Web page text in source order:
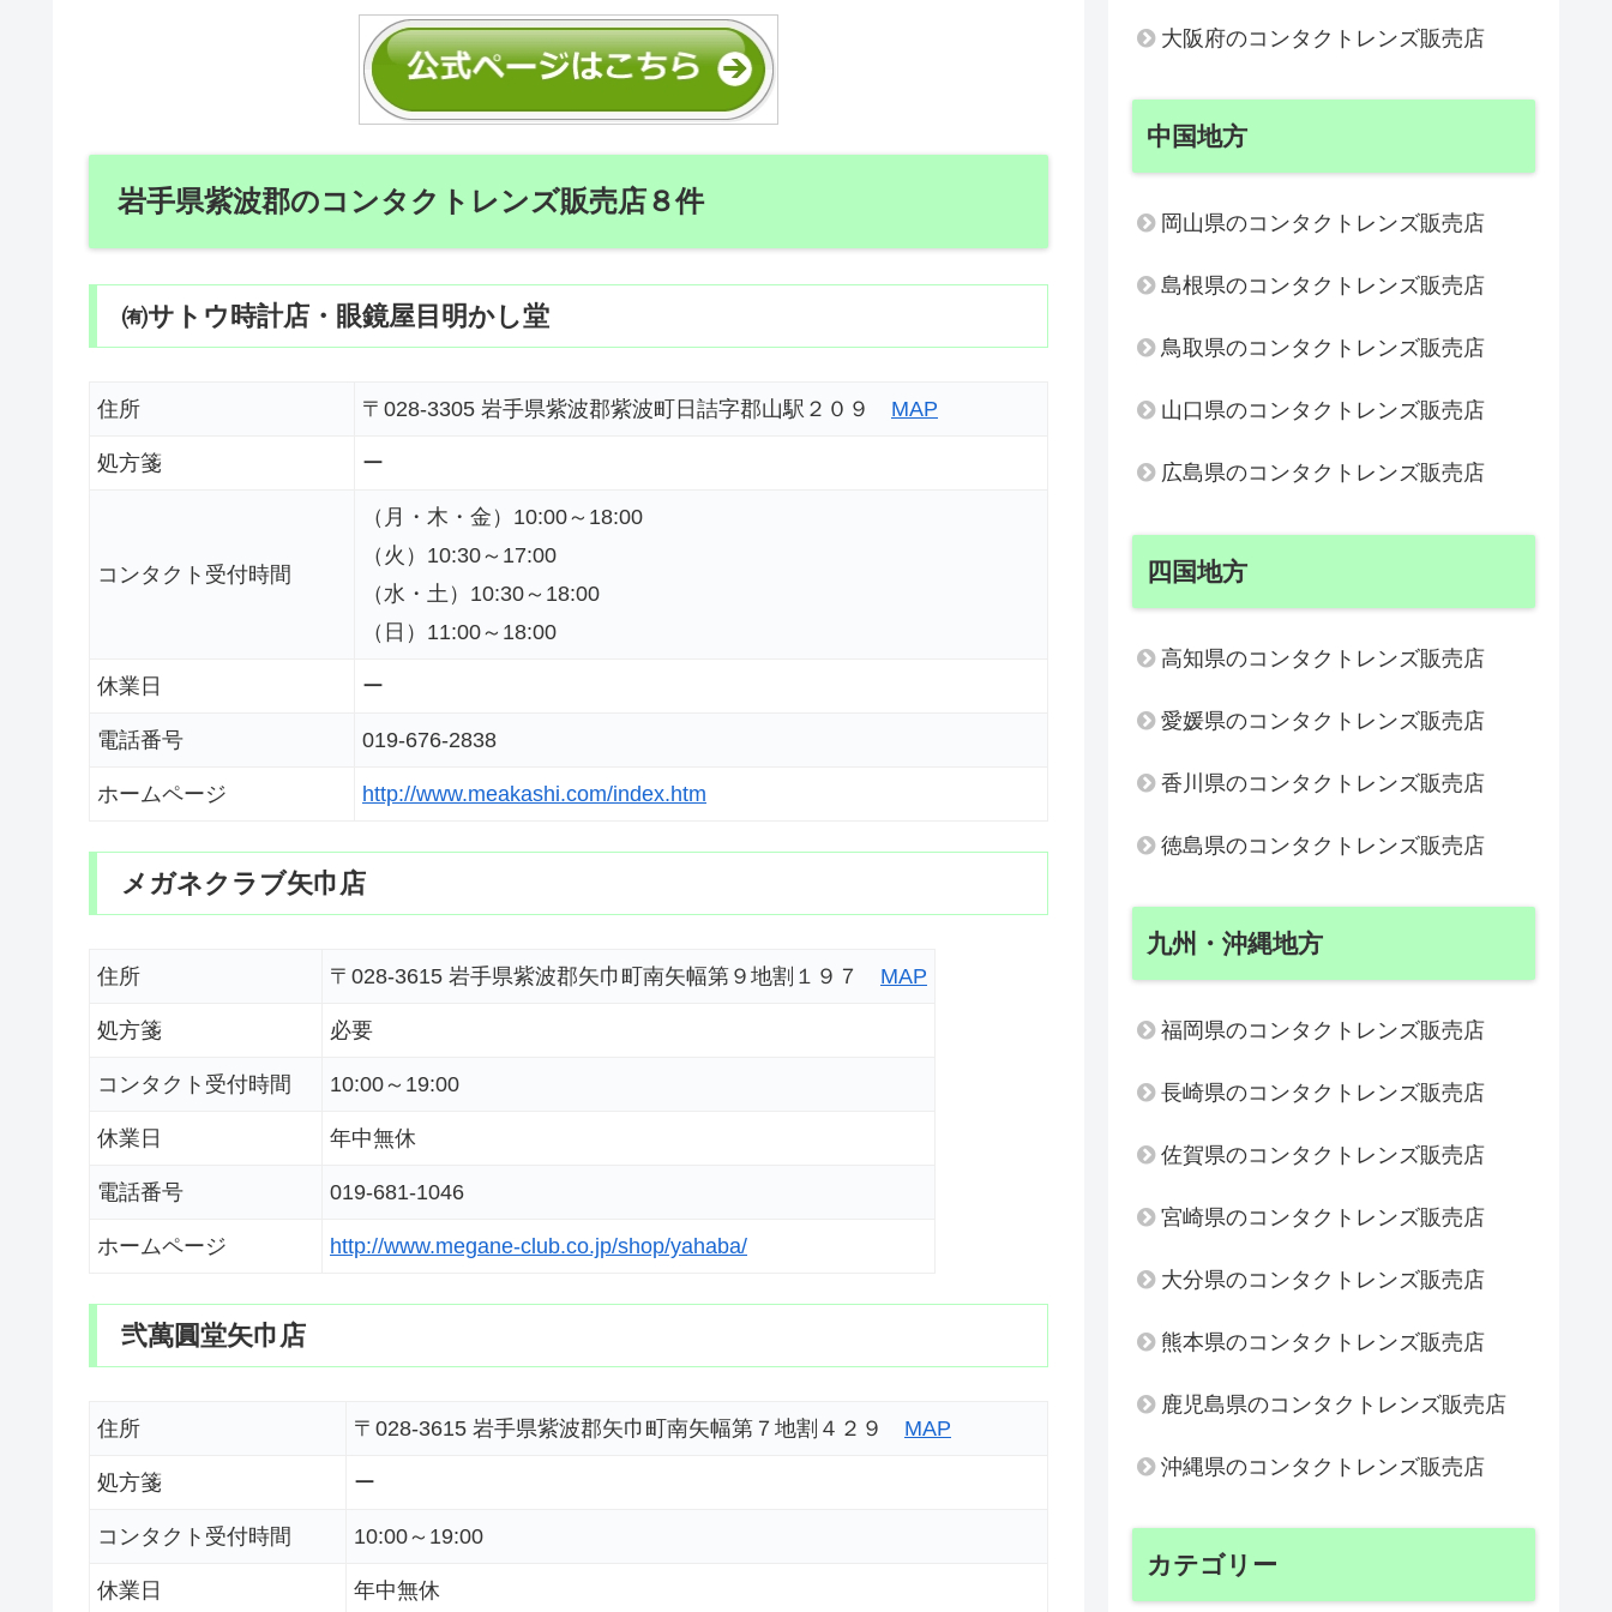
岩手県紫波郡のコンタクトレンズ販売店８件
㈲サトウ時計店・眼鏡屋目明かし堂
住所 〒028-3305 岩手県紫波郡紫波町日詰字郡山駅２０９ MAP
処方箋 ー
コンタクト受付時間
（月・木・金）10:00～18:00
（火）10:30～17:00
（水・土）10:30～18:00
（日）11:00～18:00
休業日 ー
電話番号 019-676-2838
ホームページ http://www.meakashi.com/index.htm
メガネクラブ矢巾店
住所 〒028-3615 岩手県紫波郡矢巾町南矢幅第９地割１９７ MAP
処方箋 必要
コンタクト受付時間 10:00～19:00
休業日 年中無休
電話番号 019-681-1046
ホームページ http://www.megane-club.co.jp/shop/yahaba/
弐萬圓堂矢巾店
住所 〒028-3615 岩手県紫波郡矢巾町南矢幅第７地割４２９ MAP
処方箋 ー
コンタクト受付時間 10:00～19:00
休業日 年中無休
大阪府のコンタクトレンズ販売店
中国地方
岡山県のコンタクトレンズ販売店
島根県のコンタクトレンズ販売店
鳥取県のコンタクトレンズ販売店
山口県のコンタクトレンズ販売店
広島県のコンタクトレンズ販売店
四国地方
高知県のコンタクトレンズ販売店
愛媛県のコンタクトレンズ販売店
香川県のコンタクトレンズ販売店
徳島県のコンタクトレンズ販売店
九州・沖縄地方
福岡県のコンタクトレンズ販売店
長崎県のコンタクトレンズ販売店
佐賀県のコンタクトレンズ販売店
宮崎県のコンタクトレンズ販売店
大分県のコンタクトレンズ販売店
熊本県のコンタクトレンズ販売店
鹿児島県のコンタクトレンズ販売店
沖縄県のコンタクトレンズ販売店
カテゴリー